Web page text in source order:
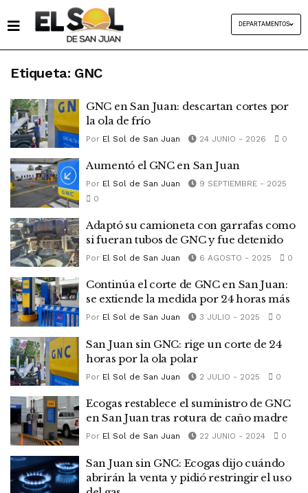
DEPARTAMENTOS
Etiqueta: GNC
GNC en San Juan: descartan cortes por
la ola de frío
Por El Sol de San Juan 24 JUNIO - 2026 0
Aumentó el GNC en San Juan
Por El Sol de San Juan
9 SEPTIEMBRE - 2025
0
Adaptó su camioneta con garrafas como
si fueran tubos de GNC y fue detenido
Por El Sol de San Juan 6 AGOSTO - 2025 0
Continúa el corte de GNC en San Juan:
se extiende la medida por 24 horas más
Por El Sol de San Juan 3 JULIO - 2025 0
San Juan sin GNC: rige un corte de 24
horas por la ola polar
Por El Sol de San Juan 2 JULIO - 2025 0
Ecogas restablece el suministro de GNC
en San Juan tras rotura de caño madre
Por El Sol de San Juan 22 JUNIO - 2024 0
San Juan sin GNC: Ecogas dijo cuándo
abrirán la venta y pidió restringir el uso